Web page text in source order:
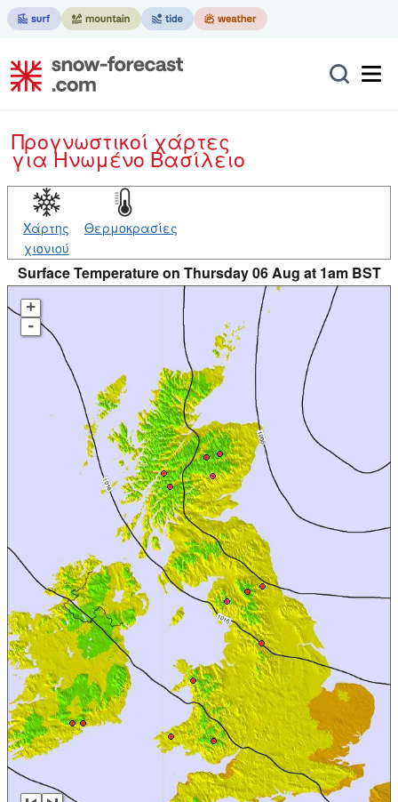
Προγνωστικοί χάρτες
για Ηνωμένο Βασίλειο
Χάρτης
χιονιού
Θερμοκρασίες
Surface Temperature on Thursday 06 Aug at 1am BST
+
-